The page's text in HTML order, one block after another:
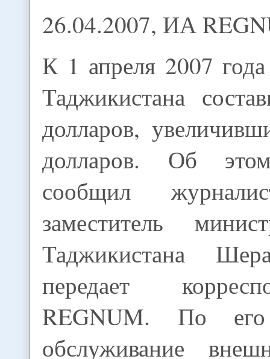
26.04.2007, ИА
К 1 апреля 2007
Таджикистана
долларов,
долларов. Об
сообщил
заместитель
Таджикистана
передает
REGNUM. По
обслуживание